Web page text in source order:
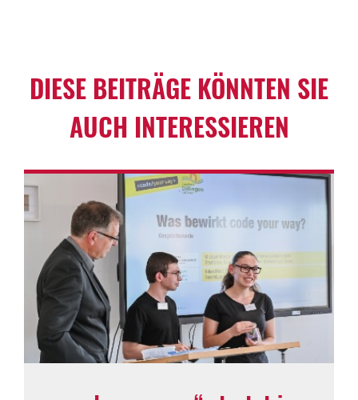
DIESE BEITRÄGE KÖNNTEN SIE
AUCH INTER­ES­SIEREN